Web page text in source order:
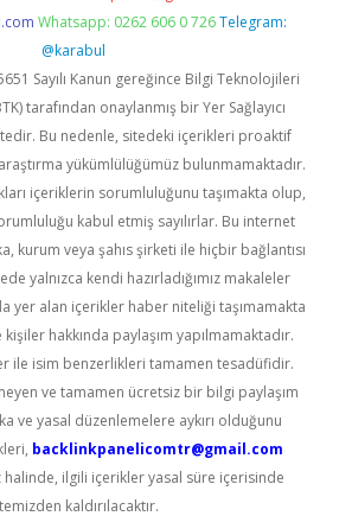
Whatsapp: 0262 606 0 726 Telegram:
@karabul
Sayılı Kanun gereğince Bilgi Teknolojileri
tarafından onaylanmış bir Yer Sağlayıcı
Bu nedenle, sitedeki içerikleri proaktif
yükümlülüğümüz bulunmamaktadır.
içeriklerin sorumluluğunu taşımakta olup,
kabul etmiş sayılırlar. Bu internet
kurum veya şahıs şirketi ile hiçbir bağlantısı
yalnızca kendi hazırladığımız makaleler
yer alan içerikler haber niteliği taşımamakta
hakkında paylaşım yapılmamaktadır.
ile isim benzerlikleri tamamen tesadüfidir.
ve tamamen ücretsiz bir bilgi paylaşım
ve yasal düzenlemelere aykırı olduğunu
backlinkpanelicomtr@gmail.com
ilgili içerikler yasal süre içerisinde
kaldırılacaktır.